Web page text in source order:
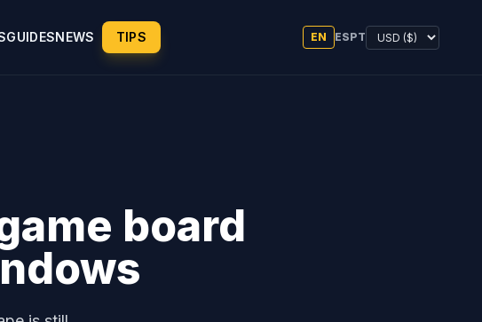
GUIDESNEWS TIPS EN ESPT
board